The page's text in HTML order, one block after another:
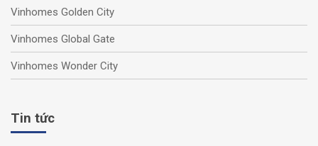
Vinhomes Golden City
Vinhomes Global Gate
Vinhomes Wonder City
Tin tức